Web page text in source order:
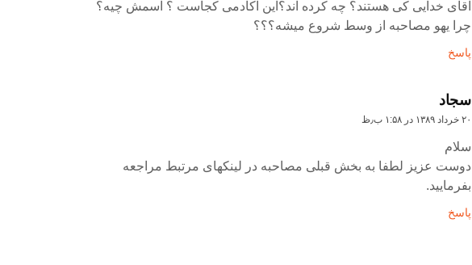
آقای خدایی کی هستند؟ چه کرده اند؟این آکادمی کجاست ؟ اسمش چیه؟
چرا یهو مصاحبه از وسط شروع میشه؟؟؟
پاسخ
سجاد
۲۰ خرداد ۱۳۸۹ در ۱:۵۸ ب٫ظ
سلام
دوست عزیز لطفا به بخش قبلی مصاحبه در لینکهای مرتبط مراجعه
بفرمایید.
پاسخ